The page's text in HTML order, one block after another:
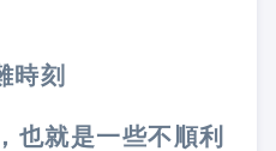
時刻
也就是一些不順利